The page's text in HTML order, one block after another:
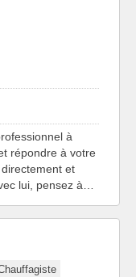
à
répondre à votre
et
lui, pensez à…